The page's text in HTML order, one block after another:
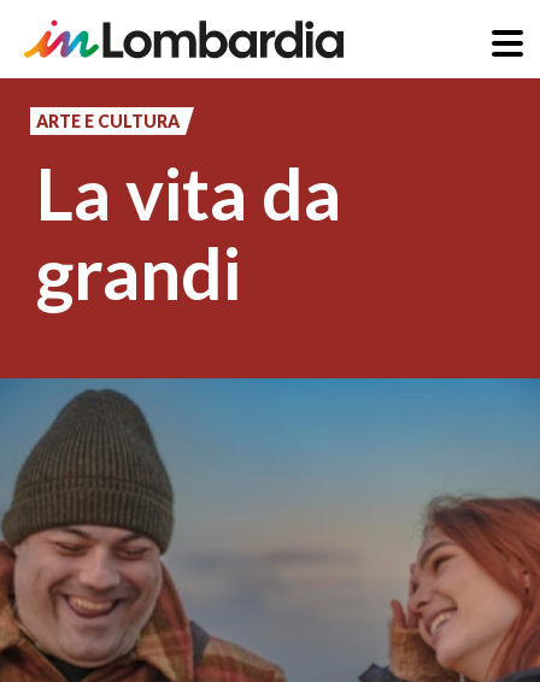
principale
ARTE E CULTURA
La vita da
grandi